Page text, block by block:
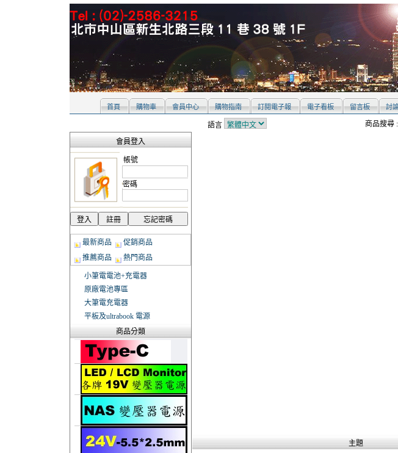
首頁 購物車 會員中心 購物指南 訂閱電子報 電子看板 留言板 討
語言 商品搜尋 :
會員登入
帳號
密碼
最新商品
促銷商品
推薦商品
熱門商品
小筆電電池+充電器
原廠電池專區
大筆電充電器
平板及ultrabook 電源
商品分類
主題